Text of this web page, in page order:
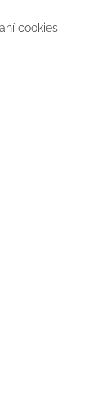
cookies